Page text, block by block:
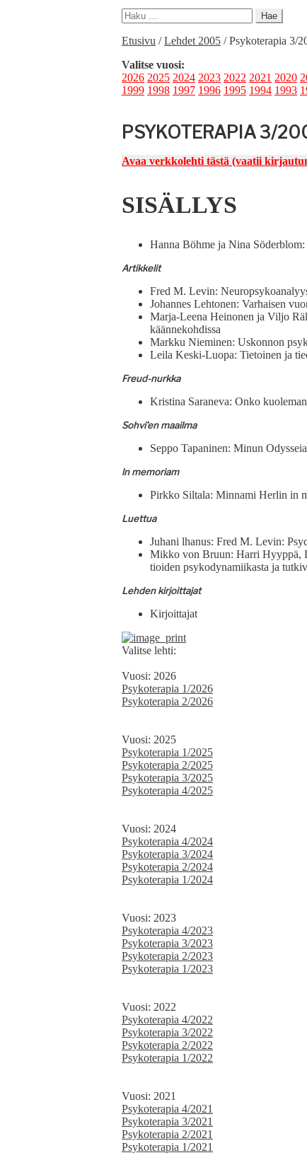
Haku:
Etusivu /Lehdet 2005 /Psykoterapia 3/
Valitse vuosi:
2026 2025 2024 2023 2022 2021 2020
1999 1998 1997 1996 1995 1994 1993
PSYKOTERAPIA 3/
Avaa verkkole­hti tästä (vaatii
SISÄLLYS
Han­na Böhme ja Nina
Artikke­lit
Fred M. Levin:
Johannes Lehto­nen: Varhaisen
Mar­ja-Leena Heinonen ja Viljo
käännekohdissa
Markku Niem­i­nen: Uskon­non
Leila Kes­ki-Luopa: Tietoinen ja
Freud-nurk­ka
Kristi­na Sarane­va: Onko
Sohvi’en maail­ma
Sep­po Tapa­ni­nen: Min­un
ln memo­ri­am
Pirkko Sil­ta­la: Min­na­mi Her­lin in
Luet­tua
Juhani lhanus: Fred M. Levin:
Mikko von Bru­un: Har­ri Hyyp­pä,
tioiden psyko­dy­nami­ikas­ta ja
Lehden kir­joit­ta­jat
Kir­joit­ta­jat
Valitse lehti:
Vuosi: 2026
Psykoterapia 1/2026
Psykoterapia 2/2026
Vuosi: 2025
Psykoterapia 1/2025
Psykoterapia 2/2025
Psykoterapia 3/2025
Psykoterapia 4/2025
Vuosi: 2024
Psykoterapia 4/2024
Psykoterapia 3/2024
Psykoterapia 2/2024
Psykoterapia 1/2024
Vuosi: 2023
Psykoterapia 4/2023
Psykoterapia 3/2023
Psykoterapia 2/2023
Psykoterapia 1/2023
Vuosi: 2022
Psykoterapia 4/2022
Psykoterapia 3/2022
Psykoterapia 2/2022
Psykoterapia 1/2022
Vuosi: 2021
Psykoterapia 4/2021
Psykoterapia 3/2021
Psykoterapia 2/2021
Psykoterapia 1/2021